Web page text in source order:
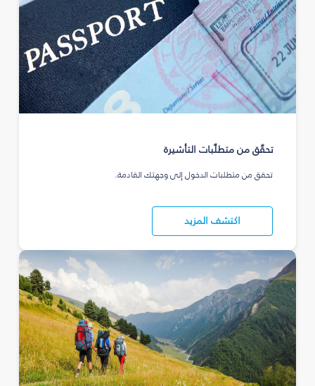
تحقّق من متطلّبات التأشيرة
تحقق من متطلبات الدخول إلى وجهتك القادمة.
اكتشف المزيد